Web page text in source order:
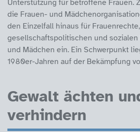
Unterstützung für betroffene Frauen.
die Frauen- und
den Einzelfall hinaus für
gesellschaftspolitischen und sozialen
und Mädchen ein. Ein Schwerpunkt
1980er-Jahren auf der Bekämpfung
Gewalt ächten
verhindern